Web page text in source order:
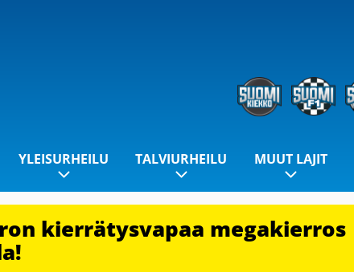
YLEISURHEILU TALVIURHEILU MUUT LAJIT
kierrätysvapaa megakierros